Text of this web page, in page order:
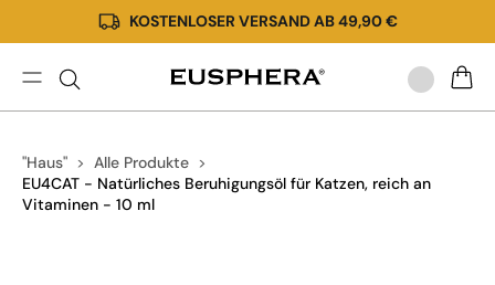
zum
Inhalt
KOSTENLOSER VERSAND AB 49,90 €
Öle
mit
Hanf
"Haus"
Alle Produkte
EU4CAT - Natürliches Beruhigungsöl für Katzen, reich an
Vitaminen - 10 ml